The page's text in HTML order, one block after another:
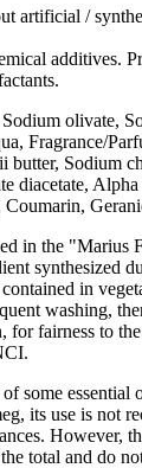
artificial /
additives.
Sodium olivate,
Fragrance/
butter, Sodium
diacetate,
in the "Marius
synthesized
in
washing,
fairness to
some
its use is not
However,
total and do